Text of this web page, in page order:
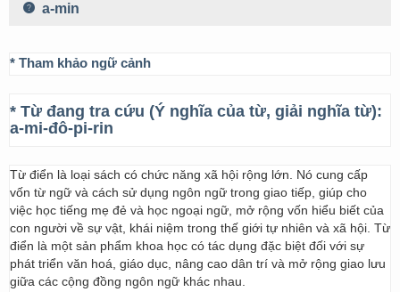
a-min
* Tham khảo ngữ cảnh
* Từ đang tra cứu (Ý nghĩa của từ, giải nghĩa từ):
a-mi-đô-pi-rin
Từ điển là loại sách có chức năng xã hội rộng lớn. Nó cung cấp
vốn từ ngữ và cách sử dụng ngôn ngữ trong giao tiếp, giúp cho
việc học tiếng mẹ đẻ và học ngoại ngữ, mở rộng vốn hiểu biết của
con người về sự vật, khái niệm trong thế giới tự nhiên và xã hội. Từ
điển là một sản phẩm khoa học có tác dụng đặc biệt đối với sự
phát triển văn hoá, giáo dục, nâng cao dân trí và mở rộng giao lưu
giữa các cộng đồng ngôn ngữ khác nhau.